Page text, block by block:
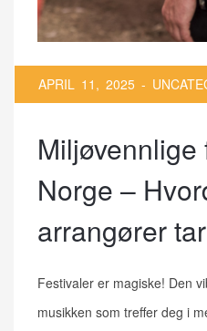
APRIL 11, 2025 -
Miljøvennlige
Norge –
arrangører
Festivaler er magiske! Den
musikken som treffer deg i